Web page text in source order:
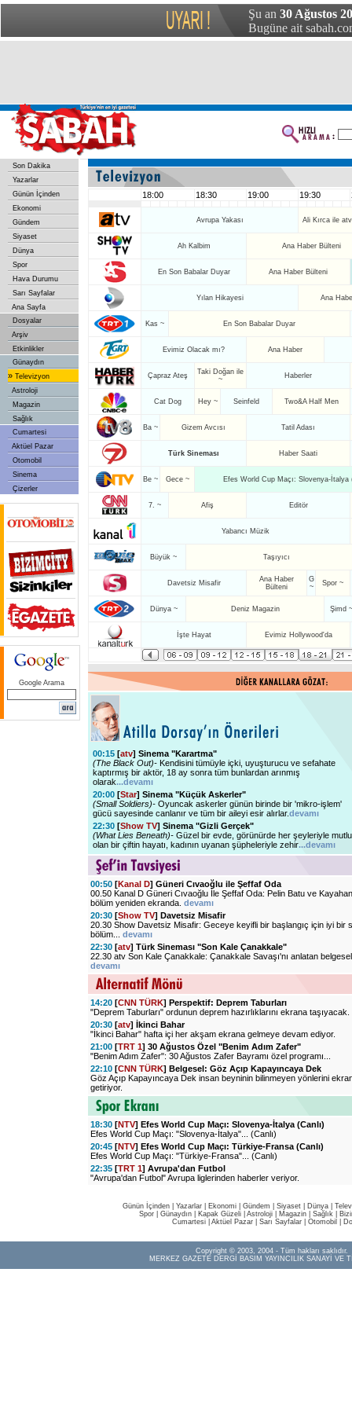
Şu an 30 Ağustos
Bugüne ait
Son Dakika
Yazarlar
Günün İçinden
Ekonomi
Gündem
Siyaset
Dünya
Spor
Hava Durumu
Sarı Sayfalar
Ana Sayfa
Dosyalar
Arşiv
Etkinlikler
Günaydın
» Televizyon
Astroloji
Magazin
Sağlık
Cumartesi
Aktüel Pazar
Otomobil
Sinema
Çizerler
Google Arama
18:00 18:30 19:00 19:30
Avrupa Yakası Ali Kırca ile
Ah Kalbim Ana Haber Bülteni
En Son Babalar Duyar Ana Haber Bülteni
Yılan Hikayesi Ana
Kas ~ En Son Babalar Duyar
Evimiz Olacak mı? Ana Haber
Çapraz Ateş
Taki Doğan ile
~
Haberler
Cat Dog Hey ~ Seinfeld Two&A Half Men
Ba ~ Gizem Avcısı Tatil Adası
Türk Sineması Haber Saati
Be ~ Gece ~ Efes World Cup Maçı: Slovenya-İtalya
7. ~ Afiş Editör
Yabancı Müzik
Büyük ~ Taşıyıcı
Davetsiz Misafir
Ana Haber
Bülteni
G
~
Spor ~
Dünya ~ Deniz Magazin Şimd ~
İşte Hayat Evimiz Hollywood'da
00:15 [atv] Sinema "Karartma"
(The Black Out)- Kendisini tümüyle içki, uyuşturucu ve sefahate
kaptırmış bir aktör, 18 ay sonra tüm bunlardan arınmış
olarak...devamı
20:00 [Star] Sinema "Küçük Askerler"
(Small Soldiers)- Oyuncak askerler günün birinde bir 'mikro-işlem'
gücü sayesinde canlanır ve tüm bir aileyi esir alırlar.devamı
22:30 [Show TV] Sinema "Gizli Gerçek"
(What Lies Beneath)- Güzel bir evde, görünürde her şeyleriyle mutlu
olan bir çiftin hayatı, kadının uyanan şüpheleriyle zehir...devamı
00:50 [Kanal D] Güneri Cıvaoğlu ile Şeffaf Oda
00.50 Kanal D Güneri Cıvaoğlu İle Şeffaf Oda: Pelin Batu ve
bölüm yeniden ekranda. devamı
20:30 [Show TV] Davetsiz Misafir
20.30 Show Davetsiz Misafir: Geceye keyifli bir başlangıç için iyi bir
bölüm... devamı
22:30 [atv] Türk Sineması "Son Kale Çanakkale"
22.30 atv Son Kale Çanakkale: Çanakkale Savaşı'nı anlatan
devamı
14:20 [CNN TÜRK] Perspektif: Deprem Taburları
"Deprem Taburları" ordunun deprem hazırlıklarını ekrana taşıyacak.
20:30 [atv] İkinci Bahar
"İkinci Bahar" hafta içi her akşam ekrana gelmeye devam ediyor.
21:00 [TRT 1] 30 Ağustos Özel "Benim Adım Zafer"
"Benim Adım Zafer": 30 Ağustos Zafer Bayramı özel programı...
22:10 [CNN TÜRK] Belgesel: Göz Açıp Kapayıncaya Dek
Göz Açıp Kapayıncaya Dek insan beyninin bilinmeyen yönlerini
getiriyor.
18:30 [NTV] Efes World Cup Maçı: Slovenya-İtalya (Canlı)
Efes World Cup Maçı: "Slovenya-İtalya"... (Canlı)
20:45 [NTV] Efes World Cup Maçı: Türkiye-Fransa (Canlı)
Efes World Cup Maçı: "Türkiye-Fransa"... (Canlı)
22:35 [TRT 1] Avrupa'dan Futbol
"Avrupa'dan Futbol" Avrupa liglerinden haberler veriyor.
Günün İçinden Yazarlar Ekonomi Gündem Siyaset Dünya |
Spor
Günaydın Kapak Güzeli Astroloji Magazin Sağlık
Cumartesi| Aktüel Pazar| Sarı Sayfalar| Otomobil
Copyright © 2003, 2004 - Tüm hakları saklıdır.
MERKEZ GAZETE DERGİ BASIM YAYINCILIK SANAYİ VE